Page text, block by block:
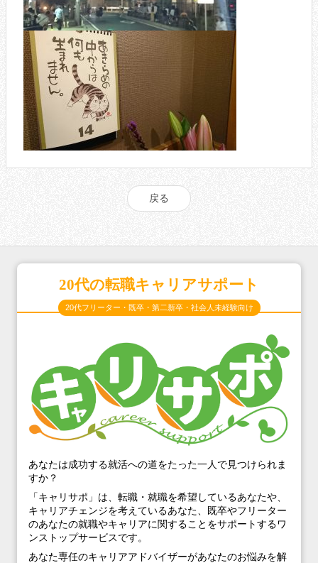
戻る
20代の転職キャリアサポート
20代フリーター・既卒・第二新卒・社会人未経験向け
あなたは成功する就活への道をたった一人で見つけられま
すか？
「キャリサポ」は、転職・就職を希望しているあなたや、
キャリアチェンジを考えているあなた、既卒やフリーター
のあなたの就職やキャリアに関することをサポートするワ
ンストップサービスです。
あなた専任のキャリアアドバイザーがあなたのお悩みを解